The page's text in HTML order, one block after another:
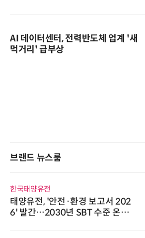
AI 데이터센터, 전력반도체 업계 '새
먹거리' 급부상
브랜드 뉴스룸
한국태양유전
태양유전, '안전·환경 보고서 202
6' 발간…2030년 SBT 수준 온실